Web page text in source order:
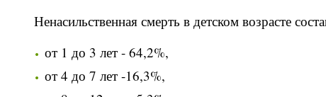
Ненасильственная смерть в детском возрасте
от 1 до 3 лет - 64,2%,
от 4 до 7 лет -16,3%,